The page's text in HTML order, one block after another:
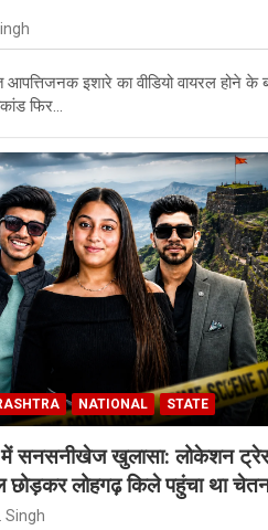
इशारे का वीडियो वायरल होने के
फिर…
NATIONAL STATE
सनसनीखेज खुलासा: लोकेशन
छोड़कर लोहगढ़ किले पहुंचा था
Singh